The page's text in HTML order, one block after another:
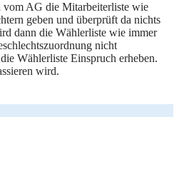
AG die Mitarbeiterliste wie
geben und überprüft da nichts
dann die Wählerliste wie immer
nicht
Wählerliste Einspruch erheben.
wird.